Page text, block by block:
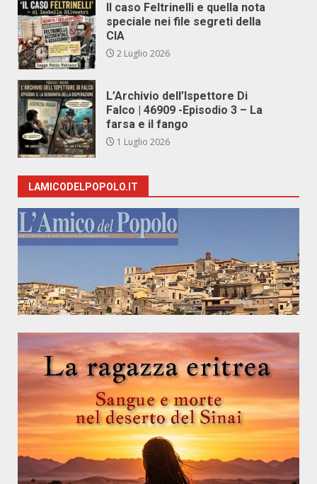
Il caso Feltrinelli e quella nota
speciale nei file segreti della
CIA
2 Luglio 2026
L’Archivio dell’Ispettore Di
Falco | 46909 -Episodio 3 – La
farsa e il fango
1 Luglio 2026
LAMICODELPOPOLO.IT